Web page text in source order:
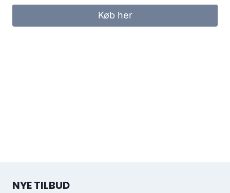
150.00 kr..
Køb her
NYE TILBUD